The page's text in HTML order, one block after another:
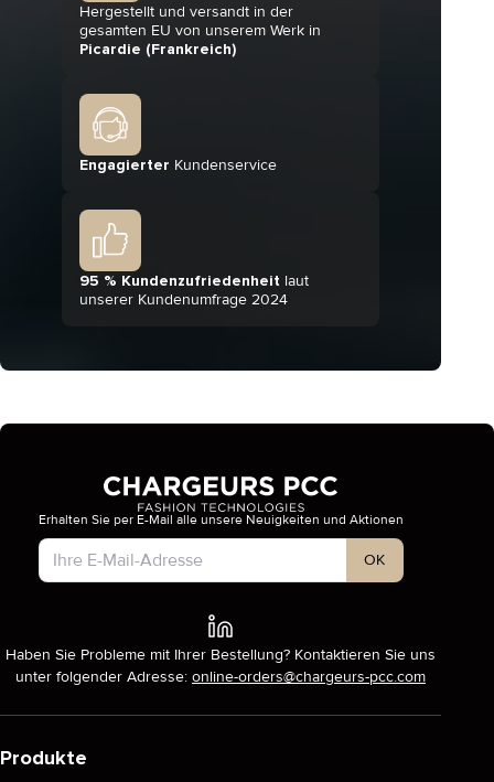
Hergestellt und versandt in der
gesamten EU von unserem Werk in
Picardie (Frankreich)
Engagierter Kundenservice
95 % Kundenzufriedenheit laut
unserer Kundenumfrage 2024
Kontotyp
Erhalten Sie per E-Mail alle unsere Neuigkeiten und Aktionen
OK
Haben Sie Probleme mit Ihrer Bestellung? Kontaktieren Sie uns
unter folgender Adresse: online-orders@chargeurs-pcc.com
Produkte